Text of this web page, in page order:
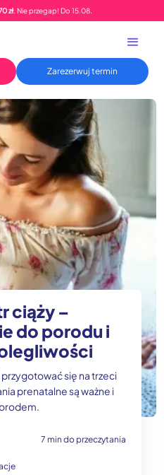
zł. Nie przegap! Do 15.08.
Zarezerwuj termin
ciąży –
do porodu i
się na trzeci
prenatalne są ważne i
7 min do przeczytania